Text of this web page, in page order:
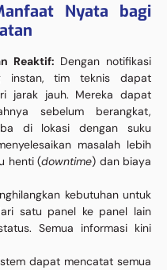
Nyata bagi
Reaktif: Dengan notifikasi
instan, tim teknis dapat
jarak jauh. Mereka dapat
sebelum berangkat,
di lokasi dengan suku
masalah lebih
henti (downtime) dan biaya
kebutuhan untuk
satu panel ke panel lain
Semua informasi kini
dapat mencatat semua